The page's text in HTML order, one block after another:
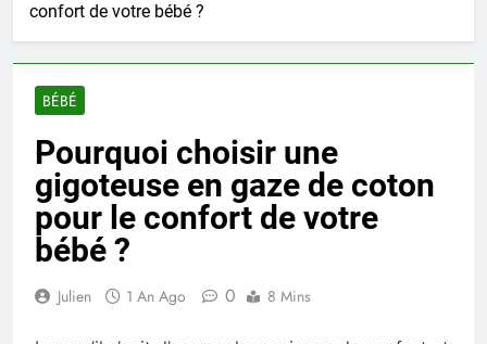
confort de votre bébé ?
BÉBÉ
Pourquoi choisir une
gigoteuse en gaze de coton
pour le confort de votre
bébé ?
Julien 1 An Ago 0 8 Mins